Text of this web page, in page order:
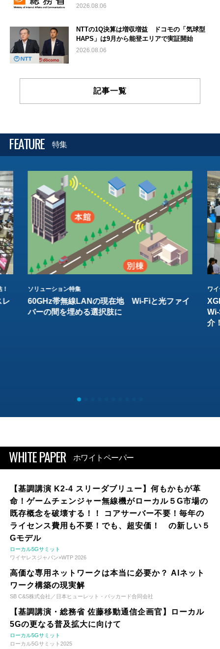
2026.08.06
NTTの1Q決算は増収増益 ドコモの「気球型
HAPS」は9月から能登エリアで実証開始
2026.08.06
記事一覧
FEATURE 特集
レ
ソリューション特集
60GHz帯無線LANの現在地 Wi-Fiと光ファイ
バーの間を埋める選択肢に
ワ
介
WHITE PAPER ホワイトペーパー
【基調講演 K2-4 スリーダブリュー】何もかもが革
命！ゲームチェンジャー無線機がローカル５G市場の
既存概念を破壊する！！ コアサーバー不要！毎年の
ライセンス費用も不要！でも、超安価！ の新しい５
Gモデル
ローカル5Gサミット
ワイヤレスジャパン×WTP 2026
高価な専用ネットワークは本当に必要か？ AIネット
ワーク構築の現実解
SB C&S株式会社／日本ヒューレット・パッカード合同会社
【基調講演・総務省 佐藤移動通信企画官】ローカル
5Gの更なる普及拡大に向けて
ローカル5Gサミット
ローカル5Gサミット2025